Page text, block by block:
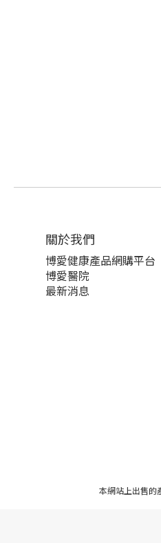
關於我們‎
博愛健康產品網購平台
博愛醫院
最新消息
本網站上出售的